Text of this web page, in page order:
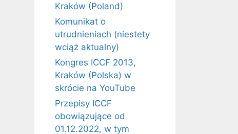
Kraków (Poland)
Komunikat o
utrudnieniach (niestety
wciąż aktualny)
Kongres ICCF 2013,
Kraków (Polska) w
skrócie na YouTube
Przepisy ICCF
obowiązujące od
01.12.2022, w tym